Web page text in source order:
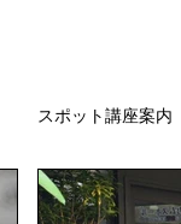
スポット講座案内